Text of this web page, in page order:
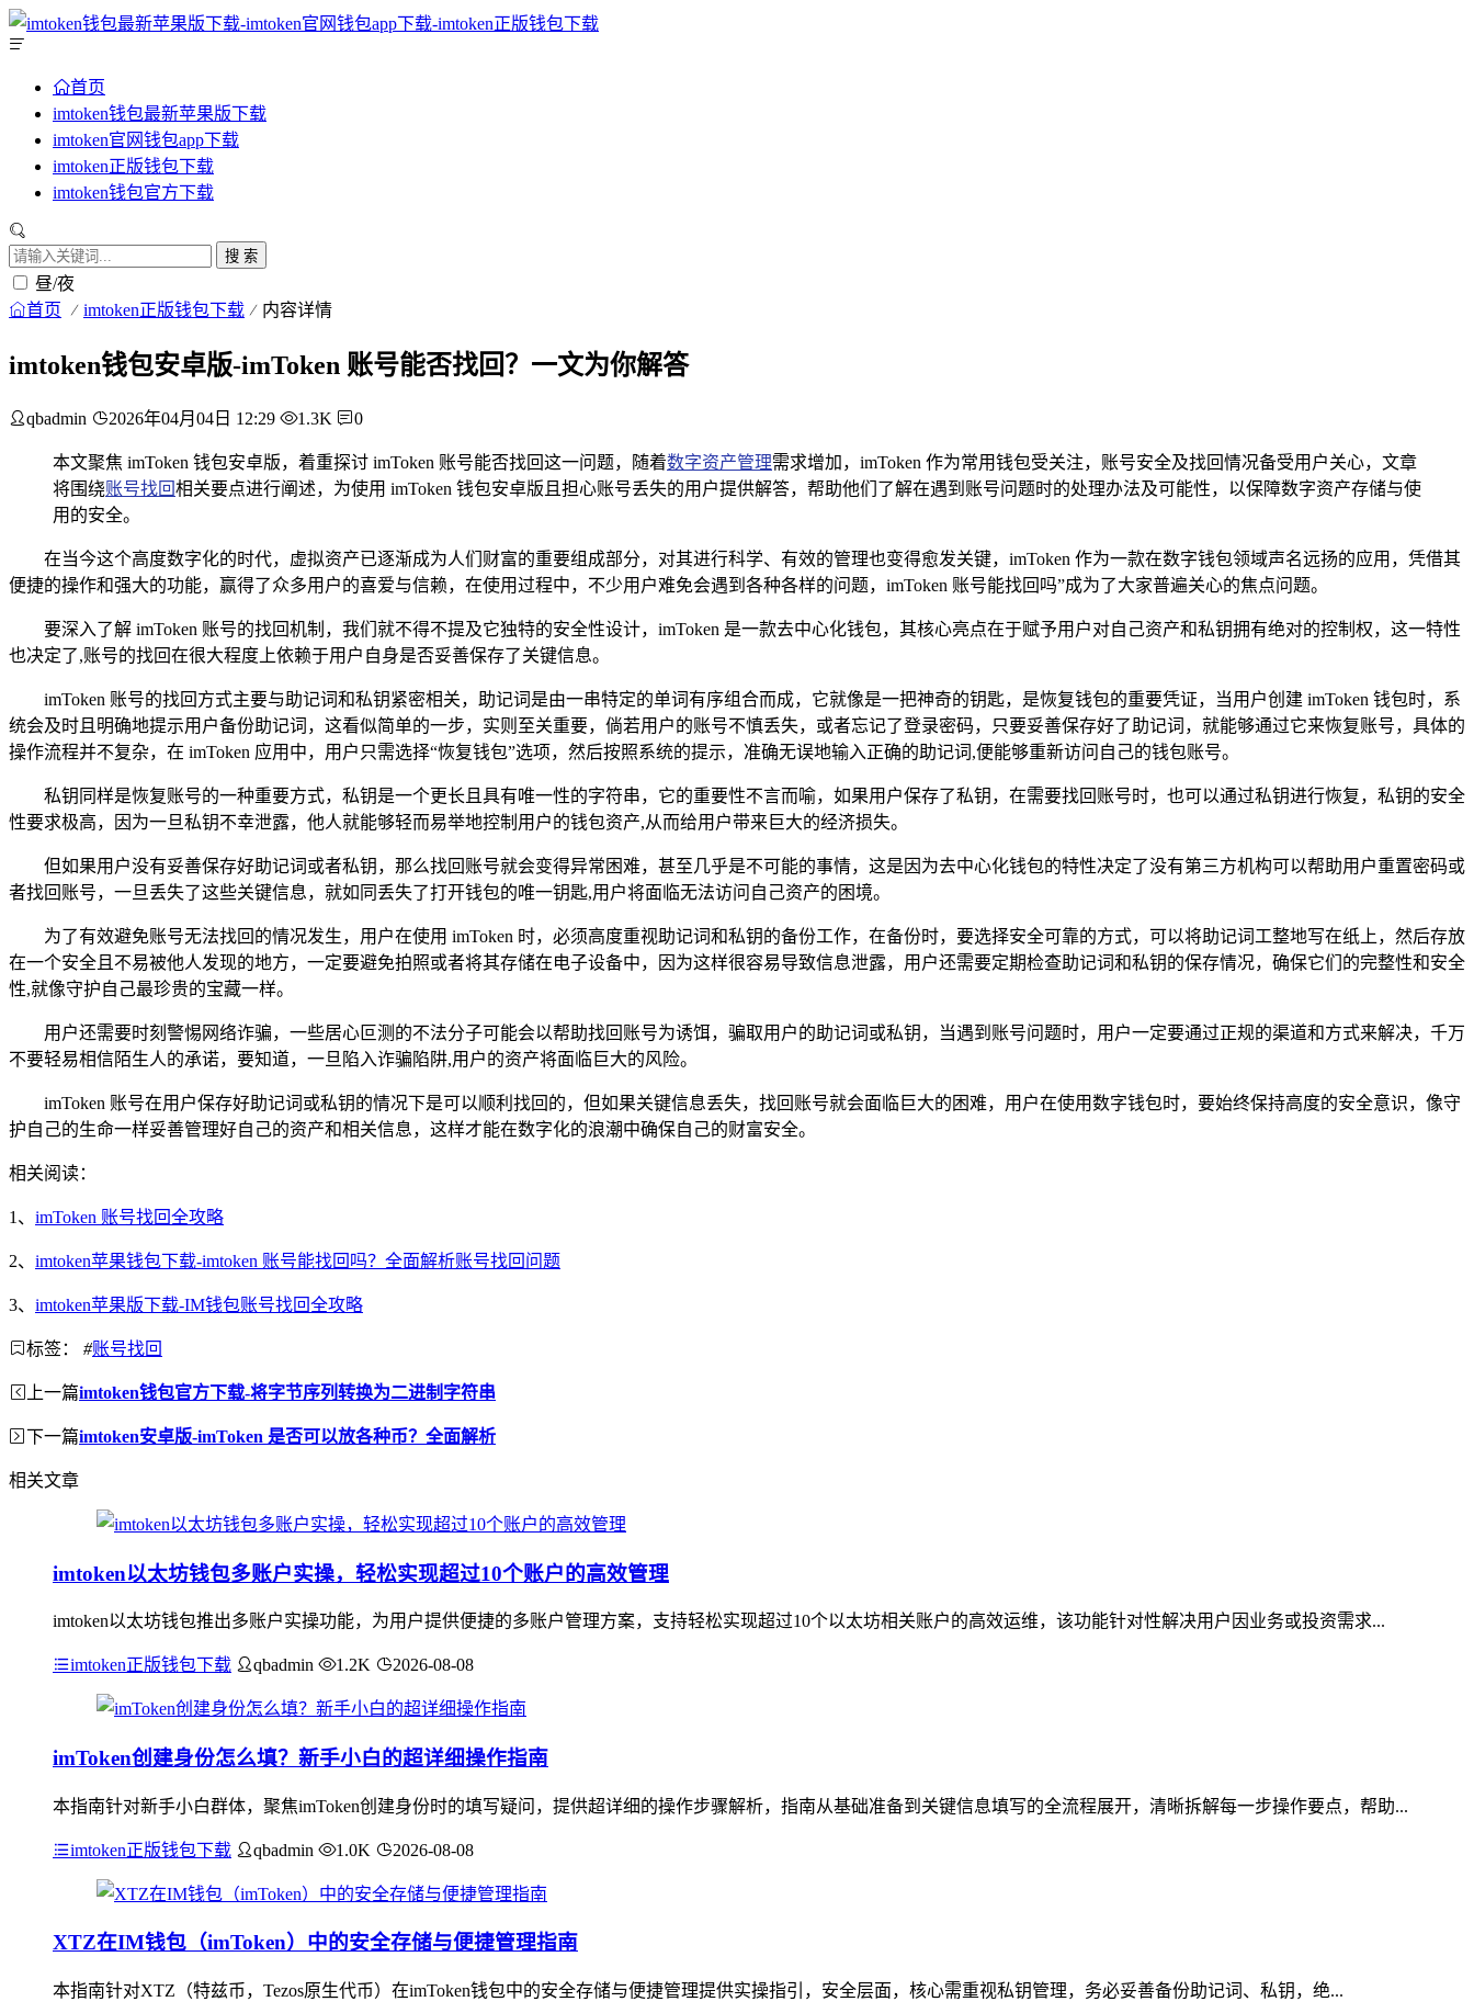
首页
imtoken钱包最新苹果版下载
imtoken官网钱包app下载
imtoken正版钱包下载
imtoken钱包官方下载
搜 索
昼/夜
首页 imtoken正版钱包下载 内容详情
imtoken钱包安卓版-imToken 账号能否找回？一文为你解答
qbadmin 2026年04月04日 12:29 1.3K 0
本文聚焦 imToken 钱包安卓版，着重探讨 imToken 账号能否找回这一问题，随着数字资产管理需求增加，imToken 作为常用钱包受关注，账号安全及找回情况备受用户关心，文章
将围绕账号找回相关要点进行阐述，为使用 imToken 钱包安卓版且担心账号丢失的用户提供解答，帮助他们了解在遇到账号问题时的处理办法及可能性，以保障数字资产存储与使
用的安全。
在当今这个高度数字化的时代，虚拟资产已逐渐成为人们财富的重要组成部分，对其进行科学、有效的管理也变得愈发关键，imToken 作为一款在数字钱包领域声名远扬的应用，凭借其
便捷的操作和强大的功能，赢得了众多用户的喜爱与信赖，在使用过程中，不少用户难免会遇到各种各样的问题，imToken 账号能找回吗”成为了大家普遍关心的焦点问题。
要深入了解 imToken 账号的找回机制，我们就不得不提及它独特的安全性设计，imToken 是一款去中心化钱包，其核心亮点在于赋予用户对自己资产和私钥拥有绝对的控制权，这一特性
也决定了,账号的找回在很大程度上依赖于用户自身是否妥善保存了关键信息。
imToken 账号的找回方式主要与助记词和私钥紧密相关，助记词是由一串特定的单词有序组合而成，它就像是一把神奇的钥匙，是恢复钱包的重要凭证，当用户创建 imToken 钱包时，系
统会及时且明确地提示用户备份助记词，这看似简单的一步，实则至关重要，倘若用户的账号不慎丢失，或者忘记了登录密码，只要妥善保存好了助记词，就能够通过它来恢复账号，具体的
操作流程并不复杂，在 imToken 应用中，用户只需选择“恢复钱包”选项，然后按照系统的提示，准确无误地输入正确的助记词,便能够重新访问自己的钱包账号。
私钥同样是恢复账号的一种重要方式，私钥是一个更长且具有唯一性的字符串，它的重要性不言而喻，如果用户保存了私钥，在需要找回账号时，也可以通过私钥进行恢复，私钥的安全
性要求极高，因为一旦私钥不幸泄露，他人就能够轻而易举地控制用户的钱包资产,从而给用户带来巨大的经济损失。
但如果用户没有妥善保存好助记词或者私钥，那么找回账号就会变得异常困难，甚至几乎是不可能的事情，这是因为去中心化钱包的特性决定了没有第三方机构可以帮助用户重置密码或
者找回账号，一旦丢失了这些关键信息，就如同丢失了打开钱包的唯一钥匙,用户将面临无法访问自己资产的困境。
为了有效避免账号无法找回的情况发生，用户在使用 imToken 时，必须高度重视助记词和私钥的备份工作，在备份时，要选择安全可靠的方式，可以将助记词工整地写在纸上，然后存放
在一个安全且不易被他人发现的地方，一定要避免拍照或者将其存储在电子设备中，因为这样很容易导致信息泄露，用户还需要定期检查助记词和私钥的保存情况，确保它们的完整性和安全
性,就像守护自己最珍贵的宝藏一样。
用户还需要时刻警惕网络诈骗，一些居心叵测的不法分子可能会以帮助找回账号为诱饵，骗取用户的助记词或私钥，当遇到账号问题时，用户一定要通过正规的渠道和方式来解决，千万
不要轻易相信陌生人的承诺，要知道，一旦陷入诈骗陷阱,用户的资产将面临巨大的风险。
imToken 账号在用户保存好助记词或私钥的情况下是可以顺利找回的，但如果关键信息丢失，找回账号就会面临巨大的困难，用户在使用数字钱包时，要始终保持高度的安全意识，像守
护自己的生命一样妥善管理好自己的资产和相关信息，这样才能在数字化的浪潮中确保自己的财富安全。
相关阅读：
1、 imToken 账号找回全攻略
2、 imtoken苹果钱包下载-imtoken 账号能找回吗？全面解析账号找回问题
3、 imtoken苹果版下载-IM钱包账号找回全攻略
标签： #账号找回
上一篇imtoken钱包官方下载-将字节序列转换为二进制字符串
下一篇imtoken安卓版-imToken 是否可以放各种币？全面解析
相关文章
imtoken以太坊钱包多账户实操，轻松实现超过10个账户的高效管理
imtoken以太坊钱包推出多账户实操功能，为用户提供便捷的多账户管理方案，支持轻松实现超过10个以太坊相关账户的高效运维，该功能针对性解决用户因业务或投资需求...
imtoken正版钱包下载 qbadmin 1.2K 2026-08-08
imToken创建身份怎么填？新手小白的超详细操作指南
本指南针对新手小白群体，聚焦imToken创建身份时的填写疑问，提供超详细的操作步骤解析，指南从基础准备到关键信息填写的全流程展开，清晰拆解每一步操作要点，帮助...
imtoken正版钱包下载 qbadmin 1.0K 2026-08-08
XTZ在IM钱包（imToken）中的安全存储与便捷管理指南
本指南针对XTZ（特兹币，Tezos原生代币）在imToken钱包中的安全存储与便捷管理提供实操指引，安全层面，核心需重视私钥管理，务必妥善备份助记词、私钥，绝...